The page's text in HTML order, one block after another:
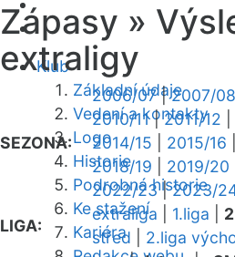
Klub
Základní údaje
Vedení a kontakty
Logo
Historie
Podrobná historie
Ke stažení
Kariéra
Zápasy »
extraligy
SEZONA:
2006/07|2007/08
2010/11|2011/12
2014/15
2015/16
2018/19
2019/20
2022/23|2023/
LIGA:
extraliga 1.liga
střed
2.liga